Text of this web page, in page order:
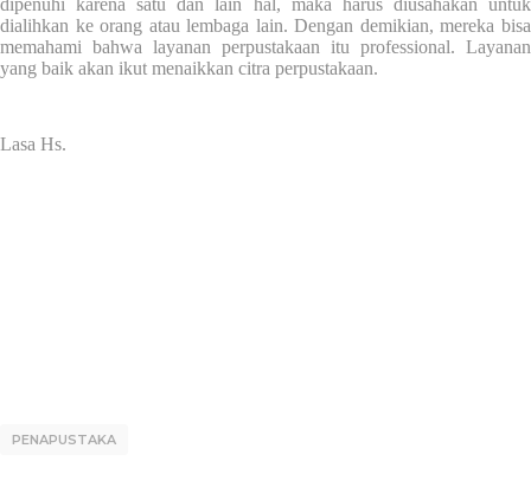
dialihkan ke orang atau lembaga lain. Dengan demikian, mereka bisa
memahami bahwa layanan perpustakaan itu professional. Layanan
yang baik akan ikut menaikkan citra perpustakaan.
Lasa Hs.
PENAPUSTAKA